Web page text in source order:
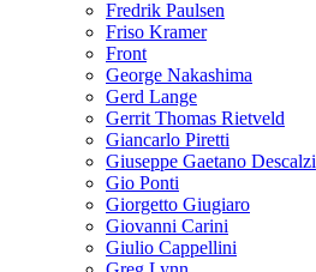
Fredrik Paulsen
Friso Kramer
Front
George Nakashima
Gerd Lange
Gerrit Thomas Rietveld
Giancarlo Piretti
Giuseppe Gaetano Descalzi
Gio Ponti
Giorgetto Giugiaro
Giovanni Carini
Giulio Cappellini